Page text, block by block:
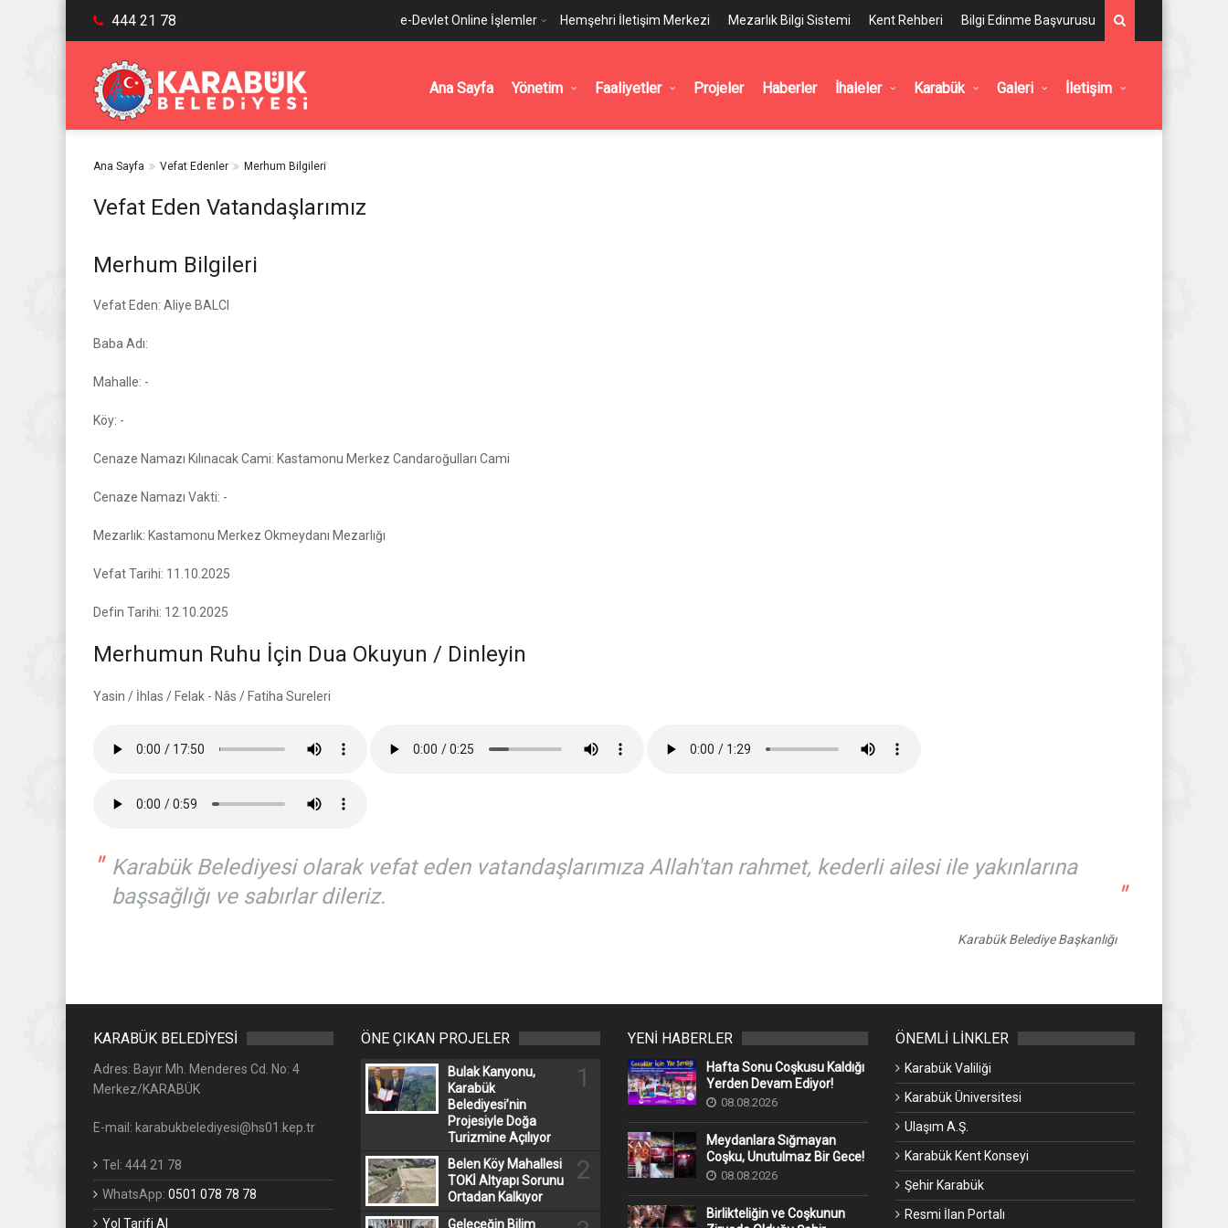
444 21 78 e-Devlet Online İşlemler Hemşehri İletişim Merkezi Mezarlık Bilgi Sistemi Kent Rehberi Bilgi Edinme Başvurusu
Ana Sayfa Yönetim Faaliyetler Projeler Haberler İhaleler Karabük Galeri İletişim
Ana Sayfa Vefat Edenler Merhum Bilgileri
Vefat Eden Vatandaşlarımız
Merhum Bilgileri
Vefat Eden: Aliye BALCI
Baba Adı:
Mahalle: -
Köy: -
Cenaze Namazı Kılınacak Cami: Kastamonu Merkez Candaroğulları Cami
Cenaze Namazı Vakti: -
Mezarlık: Kastamonu Merkez Okmeydanı Mezarlığı
Vefat Tarihi: 11.10.2025
Defin Tarihi: 12.10.2025
Merhumun Ruhu İçin Dua Okuyun / Dinleyin
Yasin / İhlas / Felak - Nâs / Fatiha Sureleri
" Karabük Belediyesi olarak vefat eden vatandaşlarımıza Allah'tan rahmet, kederli ailesi ile yakınlarına
başsağlığı ve sabırlar dileriz.
"
Karabük Belediye Başkanlığı
KARABÜK BELEDİYESİ
Adres: Bayır Mh. Menderes Cd. No: 4
Merkez/KARABÜK
E-mail: karabukbelediyesi@hs01.kep.tr
Tel: 444 21 78
WhatsApp: 0501 078 78 78
Yol Tarifi Al
ÖNE ÇIKAN PROJELER
Bulak Kanyonu,
Karabük
Belediyesi’nin
Projesiyle Doğa
Turizmine Açılıyor
1
Belen Köy Mahallesi
TOKİ Altyapı Sorunu
Ortadan Kalkıyor
2
Geleceğin Bilim
YENİ HABERLER
Hafta Sonu Coşkusu Kaldığı
Yerden Devam Ediyor!
08.08.2026
Meydanlara Sığmayan
Coşku, Unutulmaz Bir Gece!
08.08.2026
Birlikteliğin ve Coşkunun
ÖNEMLİ LİNKLER
Karabük Valiliği
Karabük Üniversitesi
Ulaşım A.Ş.
Karabük Kent Konseyi
Şehir Karabük
Resmi İlan Portalı